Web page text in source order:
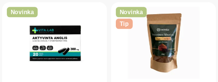
o
d
ý Novinka Novinka
Tip